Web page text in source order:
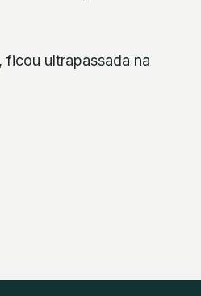
ficou ultrapassada na